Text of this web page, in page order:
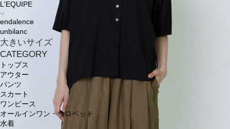
L'EQUIPE
endalence
unbilanc
大きいサイズ
CATEGORY
トップス
アウター
パンツ
スカート
ワンピース
オールインワン・サロペット
水着